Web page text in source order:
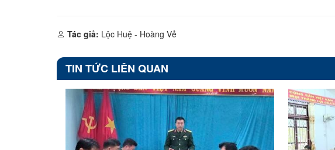
Tác giả: Lộc Huệ - Hoàng Vẻ
TIN TỨC LIÊN QUAN